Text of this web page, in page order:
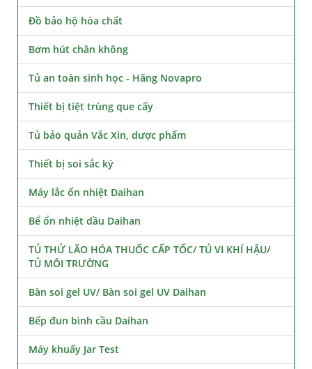
Đồ bảo hộ hóa chất
Bơm hút chân không
Tủ an toàn sinh học - Hãng Novapro
Thiết bị tiệt trùng que cấy
Tủ bảo quản Vắc Xin, dược phẩm
Thiết bị soi sắc ký
Máy lắc ổn nhiệt Daihan
Bể ổn nhiệt dầu Daihan
TỦ THỬ LÃO HÓA THUỐC CẤP TỐC/ TỦ VI KHÍ HẬU/
TỦ MÔI TRƯỜNG
Bàn soi gel UV/ Bàn soi gel UV Daihan
Bếp đun bình cầu Daihan
Máy khuấy Jar Test